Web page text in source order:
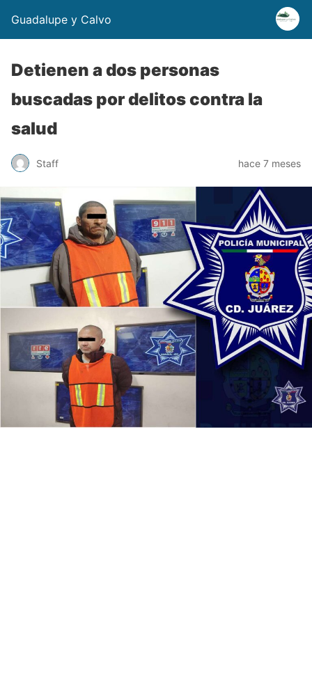
Guadalupe y Calvo
Detienen a dos personas
buscadas por delitos contra la
salud
Staff hace 7 meses